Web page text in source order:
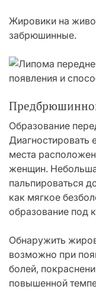
Жировики на
забрюшинные.
Образование
Диагностировать
места
женщин.
пальпироваться
как мягкое
образование под
Обнаружить
возможно при
болей,
повышенной